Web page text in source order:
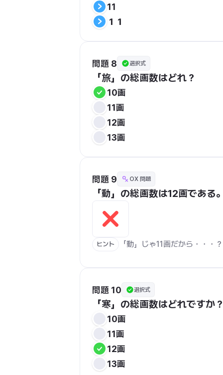
11
１１
問題 8 選択式
「旅」の総画数はどれ？
10画
11画
12画
13画
問題 9 OX 問題
「動」の総画数は12画である
ヒント 「動」じゃ11画だから・・・？
問題 10 選択式
「寒」の総画数はどれですか
10画
11画
12画
13画